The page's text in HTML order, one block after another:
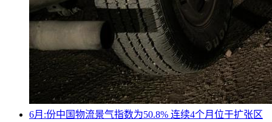
6月:份中国物流景气指数为50.8% 连续4个月位于扩张区